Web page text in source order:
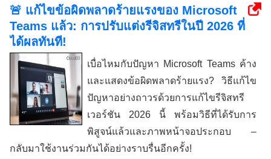
🚨 แก้ไขข้อผิดพลาดร้ายแรงของ Microsoft
Teams แล้ว: การปรับแต่งรีจิสทรีในปี 2026 ที่
ได้ผลทันที!
เบื่อไหมกับปัญหา Microsoft Teams ค้าง
และแสดงข้อผิดพลาดร้ายแรง? วิธีแก้ไข
ปัญหาอย่างถาวรด้วยการแก้ไขรีจิสทรี
เวอร์ชัน 2026 นี้ พร้อมวิธีที่ได้รับการ
พิสูจน์แล้วและภาพหน้าจอประกอบ –
กลับมาใช้งานร่วมกันได้อย่างราบรื่นอีกครั้ง!